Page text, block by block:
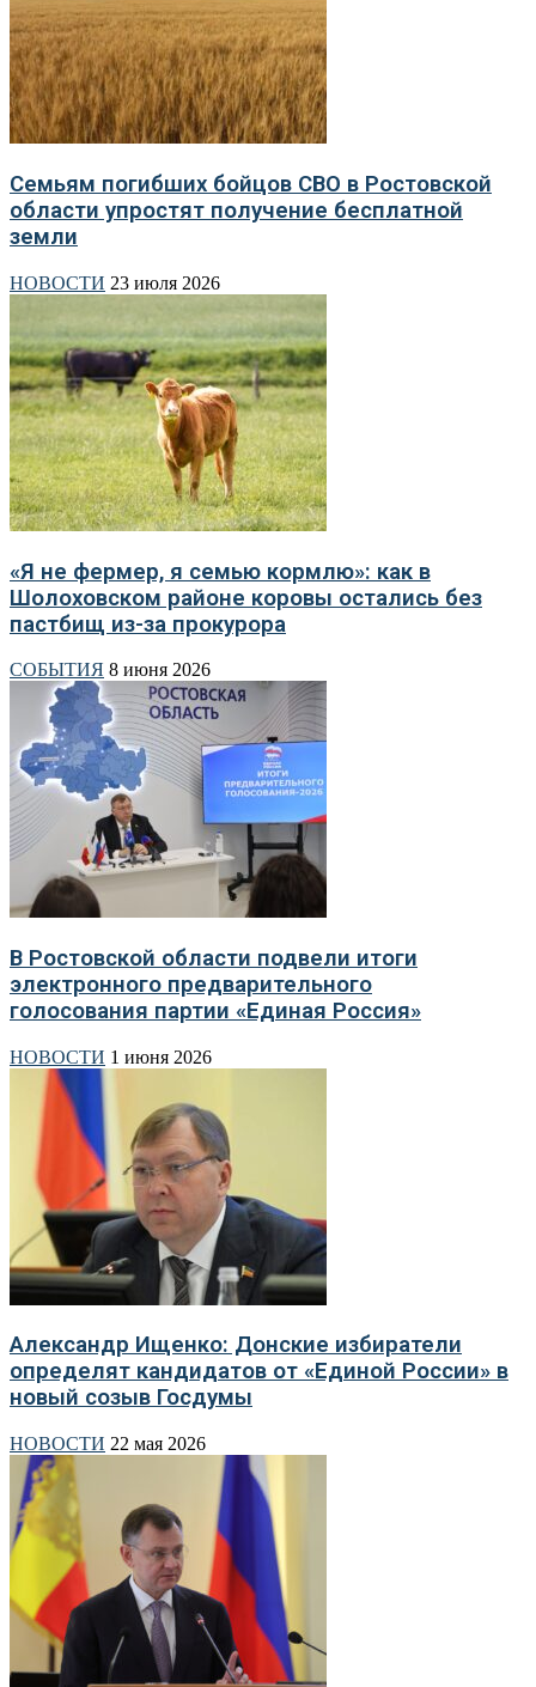
Семьям погибших бойцов СВО в Ростовской
области упростят получение бесплатной
земли
НОВОСТИ 23 июля 2026
«Я не фермер, я семью кормлю»: как в
Шолоховском районе коровы остались без
пастбищ из-за прокурора
СОБЫТИЯ 8 июня 2026
В Ростовской области подвели итоги
электронного предварительного
голосования партии «Единая Россия»
НОВОСТИ 1 июня 2026
Александр Ищенко: Донские избиратели
определят кандидатов от «Единой России» в
новый созыв Госдумы
НОВОСТИ 22 мая 2026